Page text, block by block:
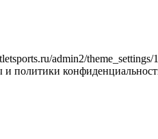
admin2/theme_settings/
и политики